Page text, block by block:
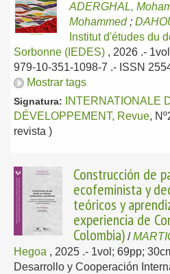
ADERGHAL,
Mohammed;
Institut d'études du
Sorbonne (IEDES) , 2026 .-
979-10-351-1098-7 .- ISSN
Mostrar tags
Signatura:
INTERNATIONALE
DÉVELOPPEMENT, Revue,
revista )
Construcción de
ecofeminista y
teóricos y
experiencia de
Colombia) /
Hegoa , 2025 .- 1vol; 69pp;
Desarrollo y Cooperación